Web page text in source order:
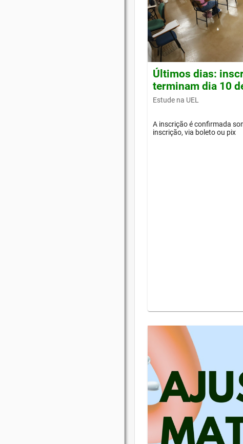
Últimos dias:
terminam dia 10
Estude na UEL
A inscrição é confirmada
inscrição, via boleto ou pix